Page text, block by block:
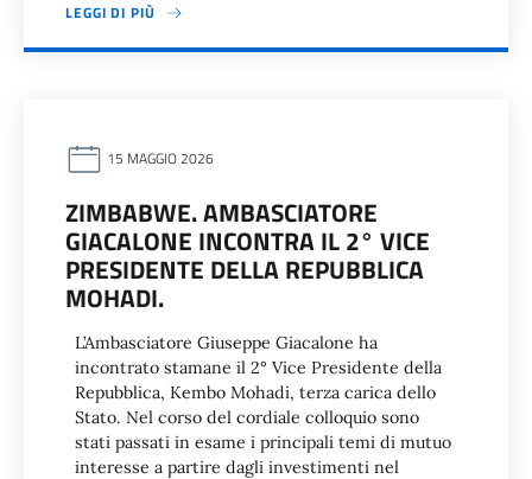
LEGGI DI PIÙ
15 MAGGIO 2026
ZIMBABWE. AMBASCIATORE
GIACALONE INCONTRA IL 2° VICE
PRESIDENTE DELLA REPUBBLICA
MOHADI.
L’Ambasciatore Giuseppe Giacalone ha
incontrato stamane il 2° Vice Presidente della
Repubblica, Kembo Mohadi, terza carica dello
Stato. Nel corso del cordiale colloquio sono
stati passati in esame i principali temi di mutuo
interesse a partire dagli investimenti nel